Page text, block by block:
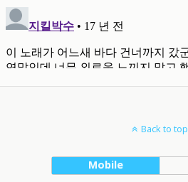
Back to top
Mobile